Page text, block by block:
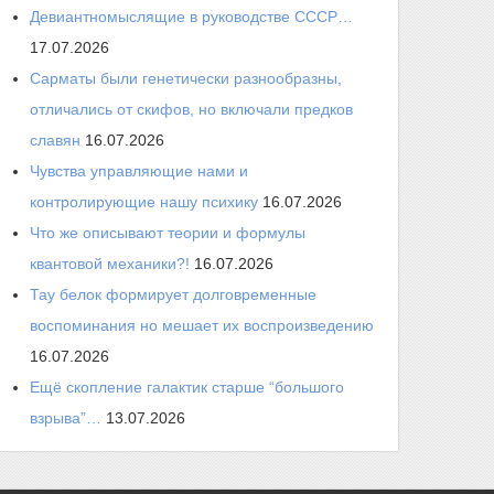
Девиантномыслящие в руководстве СССР…
17.07.2026
Сарматы были генетически разнообразны,
отличались от скифов, но включали предков
славян 16.07.2026
Чувства управляющие нами и
контролирующие нашу психику 16.07.2026
Что же описывают теории и формулы
квантовой механики?! 16.07.2026
Тау белок формирует долговременные
воспоминания но мешает их воспроизведению
16.07.2026
Ещё скопление галактик старше “большого
взрыва”…
13.07.2026